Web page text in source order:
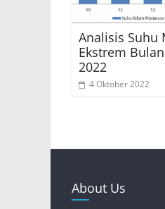
Analisis Suhu
Ekstrem
2022
4 Oktober 2022
About Us